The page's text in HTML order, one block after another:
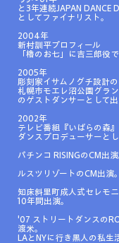
と3年連続JAPAN DANCE
としてファイナリスト。
2004年
新村訓平プロフィール
「櫓のお七」に吉三郎役で
2005年
彫刻家イサムノグチ設計の
札幌市モエレ沼公園グラ
のゲストダンサーとして出
2002年
テレビ番組『いばらの森
ダンスプロデューサーとし
パチンコ RISINGのCM出演
ルスツリゾートのCM出演。
知床斜里町成人式セレモ
10年間出演。
'07 ストリートダンスの
渡米。
LAとNYに行き黒人の私生